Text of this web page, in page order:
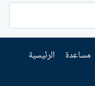
مساعدة الرئيسية